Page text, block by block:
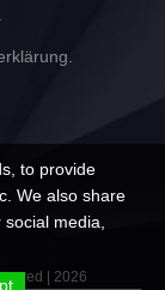
| 2026
to provide
We also share
media,